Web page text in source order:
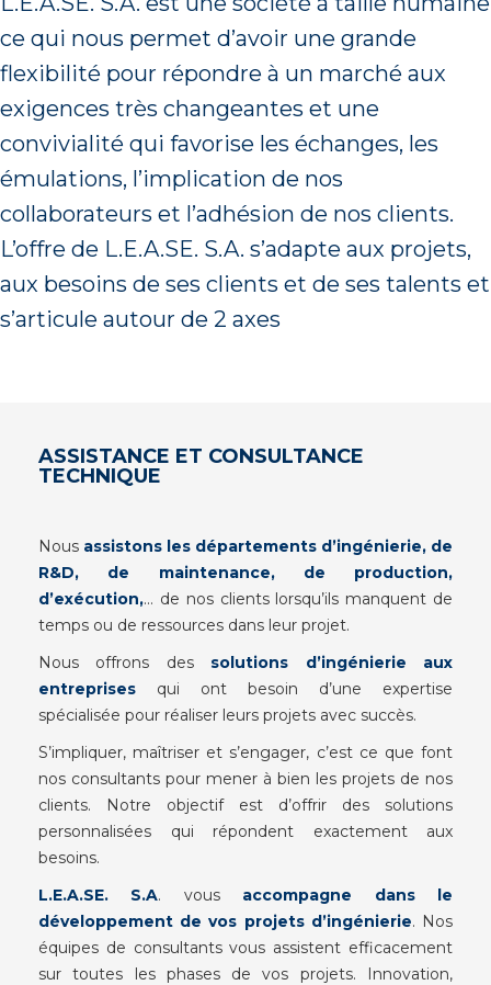
ce qui nous permet d’avoir une grande
flexibilité pour répondre à un marché aux
exigences très changeantes et une
convivialité qui favorise les échanges, les
émulations, l’implication de nos
collaborateurs et l’adhésion de nos clients.
L’offre de L.E.A.SE. S.A. s’adapte aux projets,
aux besoins de ses clients et de ses talents et
s’articule autour de 2 axes
ASSISTANCE ET CONSULTANCE
TECHNIQUE
Nous assistons les départements d’ingénierie, de
R&D, de maintenance, de production,
d’exécution,… de nos clients lorsqu’ils manquent de
temps ou de ressources dans leur projet.
Nous offrons des solutions d’ingénierie aux
entreprises qui ont besoin d’une expertise
spécialisée pour réaliser leurs projets avec succès.
S’impliquer, maîtriser et s’engager, c’est ce que font
nos consultants pour mener à bien les projets de nos
clients. Notre objectif est d’offrir des solutions
personnalisées qui répondent exactement aux
besoins.
L.E.A.SE. S.A. vous accompagne dans le
développement de vos projets d’ingénierie. Nos
équipes de consultants vous assistent efficacement
sur toutes les phases de vos projets. Innovation,